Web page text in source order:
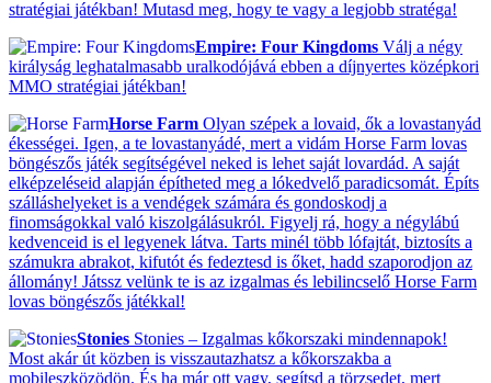
stratégiai játékban! Mutasd meg, hogy te vagy a legjobb stratéga!
Empire: Four Kingdoms Válj a négy
királyság leghatalmasabb uralkodójává ebben a díjnyertes középkori
MMO stratégiai játékban!
Horse Farm Olyan szépek a lovaid, ők a lovastanyád
ékességei. Igen, a te lovastanyádé, mert a vidám Horse Farm lovas
böngészős játék segítségével neked is lehet saját lovardád. A saját
elképzeléseid alapján építheted meg a lókedvelő paradicsomát. Építs
szálláshelyeket is a vendégek számára és gondoskodj a
finomságokkal való kiszolgálásukról. Figyelj rá, hogy a négylábú
kedvenceid is el legyenek látva. Tarts minél több lófajtát, biztosíts a
számukra abrakot, kifutót és fedeztesd is őket, hadd szaporodjon az
állomány! Játssz velünk te is az izgalmas és lebilincselő Horse Farm
lovas böngészős játékkal!
Stonies Stonies – Izgalmas kőkorszaki mindennapok!
Most akár út közben is visszautazhatsz a kőkorszakba a
mobileszközödön. És ha már ott vagy, segítsd a törzsedet, mert